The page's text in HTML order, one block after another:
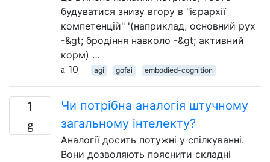
будуватися знизу вгору в "ієрархії
компетенцій" '(наприклад, основний рух
-&gt; бродіння навколо -&gt; активний
корм) …
10
agi gofai embodied-cognition
1
Чи потрібна аналогія штучному
загальному інтелекту?
Аналогії досить потужні у спілкуванні.
Вони дозволяють пояснити складні